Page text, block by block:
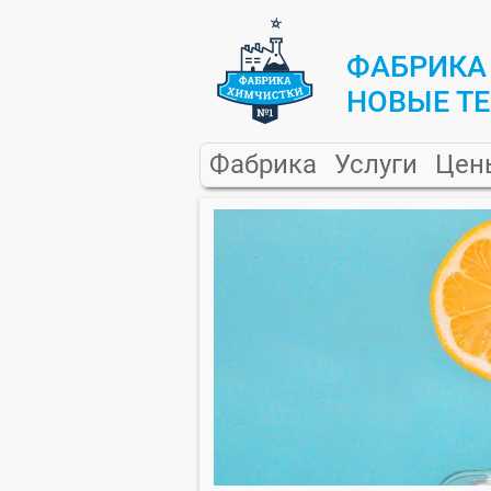
НОВЫЕ
Фабрика Услуги